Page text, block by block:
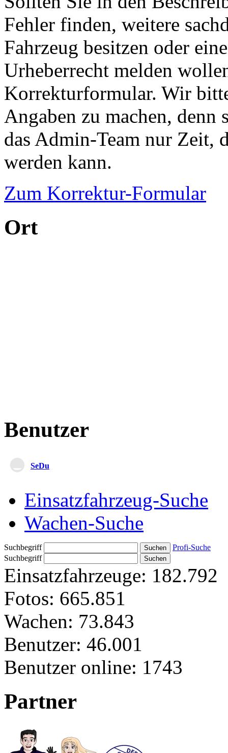
Fehler finden, weitere
Fahrzeug besitzen oder
Urheberrecht melden
Korrekturformular. Wir
Angaben zu machen,
das Admin-Team nur Zeit,
werden kann.
Zum Korrektur-Formular
Ort
Benutzer
SeDu
Einsatzfahrzeug-Suche
Wachen-Suche
Suchbegriff
Profi-Suche
Suchbegriff
Einsatzfahrzeuge: 182.792
Fotos: 665.851
Wachen: 73.843
Benutzer: 46.001
Benutzer online: 1743
Partner